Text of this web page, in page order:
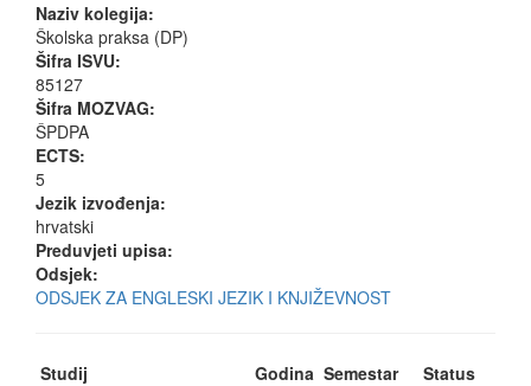
Naziv kolegija:
Školska praksa (DP)
Šifra ISVU:
85127
Šifra MOZVAG:
ŠPDPA
ECTS:
5
Jezik izvođenja:
hrvatski
Preduvjeti upisa:
Odsjek:
ODSJEK ZA ENGLESKI JEZIK I KNJIŽEVNOST
Studij Godina Semestar
Status